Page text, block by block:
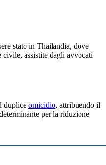
stato in Thailandia, dove
assistite dagli avvocati
duplice omicidio, attribuendo il
per la riduzione